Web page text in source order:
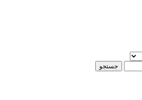
جستجو